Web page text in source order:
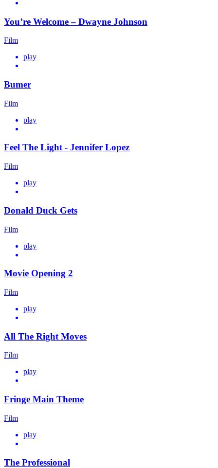
You’re Welcome – Dwayne Johnson
Film
play
Bumer
Film
play
Feel The Light - Jennifer Lopez
Film
play
Donald Duck Gets
Film
play
Movie Opening 2
Film
play
All The Right Moves
Film
play
Fringe Main Theme
Film
play
The Professional